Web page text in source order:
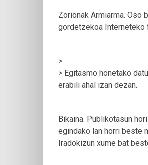
Zorionak Armiarma. Oso
gordetzekoa Interneteko
>
> Egitasmo honetako
erabili ahal izan dezan.
Bikaina. Publikotasun
egindako lan horri beste
Iradokizun xume bat